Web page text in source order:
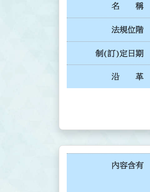
名 稱
法規位階
制(訂)定日期
沿 革
內容含有